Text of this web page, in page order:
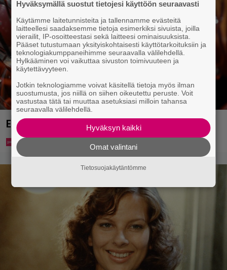
Eurojackpotista 80 000 euroa Suomeen – tänne
Hyväksymällä suostut tietojesi käyttöön seuraavasti
Käytämme laitetunnisteita ja tallennamme evästeitä
laitteellesi saadaksemme tietoja esimerkiksi sivuista, joilla
vierailit, IP-osoitteestasi sekä laitteesi ominaisuuksista.
Pääset tutustumaan yksityiskohtaisesti käyttötarkoituksiin ja
teknologiakumppaneihimme seuraavalla välilehdellä.
Hylkääminen voi vaikuttaa sivuston toimivuuteen ja
käytettävyyteen.
Jotkin teknologiamme voivat käsitellä tietoja myös ilman
suostumusta, jos niillä on siihen oikeutettu peruste. Voit
vastustaa tätä tai muuttaa asetuksiasi milloin tahansa
seuraavalla välilehdellä.
Hyväksyn kaikki
Omat valintani
Tietosuojakäytäntömme